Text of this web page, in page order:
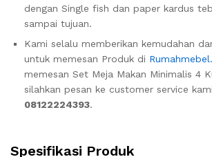
dengan Single fish dan paper kardus
sampai tujuan.
Kami selalu memberikan kemudahan
untuk memesan Produk di
memesan Set Meja Makan Minimalis 4
silahkan pesan ke customer service
08122224393.
Spesifikasi Produk